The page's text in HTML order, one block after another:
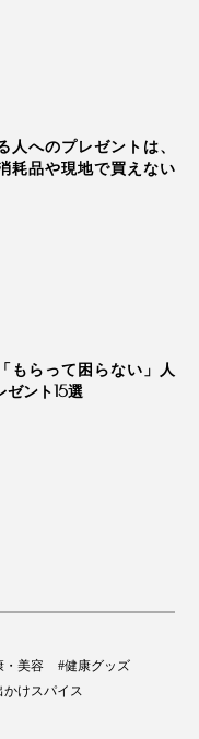
のスタイリングに
人へのプレゼントは、
耗品や現地で買えない
もらって困らない」人
ゼント15選
・美容
#健康グッズ
かけスパイス